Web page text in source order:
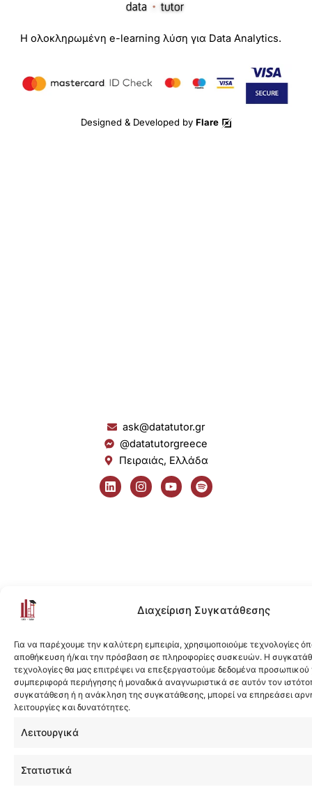
Διαχείριση Συγκατάθεσης
Για να παρέχουμε την καλύτερη εμπειρία, χρησιμοποιούμε τεχνολογίες
αποθήκευση ή/και την πρόσβαση σε πληροφορίες συσκευών. Η
τεχνολογίες θα μας επιτρέψει να επεξεργαστούμε δεδομένα
συμπεριφορά περιήγησης ή μοναδικά αναγνωριστικά σε αυτόν τον
συγκατάθεση ή η ανάκληση της συγκατάθεσης, μπορεί να επηρεάσει
λειτουργίες και δυνατότητες.
Λειτουργικά
Στατιστικά
Η ολοκληρωμένη e-learning λύση για Data Analytics.
Designed & Developed by Flare
ask@datatutor.gr
@datatutorgreece
Πειραιάς, Ελλάδα
L
i
n
I
n
s
Y
o
u
S
p
o